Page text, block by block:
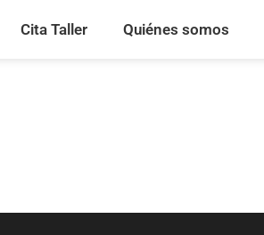
Cita Taller Quiénes somos